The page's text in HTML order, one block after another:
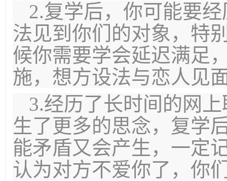
2.复学后，你可能要
法见到你们的对象，特
候你需要学会延迟满足
施，想方设法与恋人见
3.经历了长时间的网
生了更多的思念，复学
能矛盾又会产生，一定
认为对方不爱你了，你